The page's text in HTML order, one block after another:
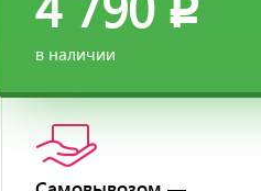
p
в наличии